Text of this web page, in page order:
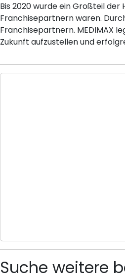
Bis 2020 wurde ein Großteil
Franchisepartnern waren.
Franchisepartnern. MEDIMAX
Zukunft aufzustellen und
Suche weitere